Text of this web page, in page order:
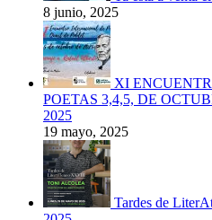
8 junio, 2025
XI
POETAS 3,4,5, DE
2025
19 mayo, 2025
Tardes de